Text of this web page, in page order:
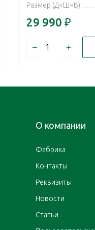
Размер (Д×Ш×В):
29 990 ₽
– +
О компании
Фабрика
Контакты
Реквизиты
Новости
Статьи